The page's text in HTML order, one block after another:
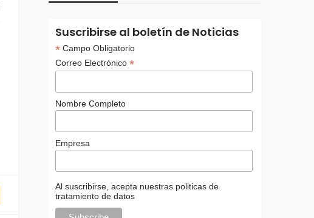
Suscribirse al boletín de Noticias
*Campo Obligatorio
Correo Electrónico *
Nombre Completo
Empresa
Al suscribirse, acepta nuestras politicas de
tratamiento de datos